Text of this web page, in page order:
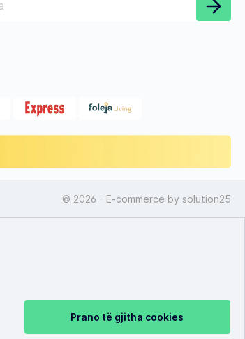
© 2026 - E-commerce by solution25
Prano të gjitha cookies